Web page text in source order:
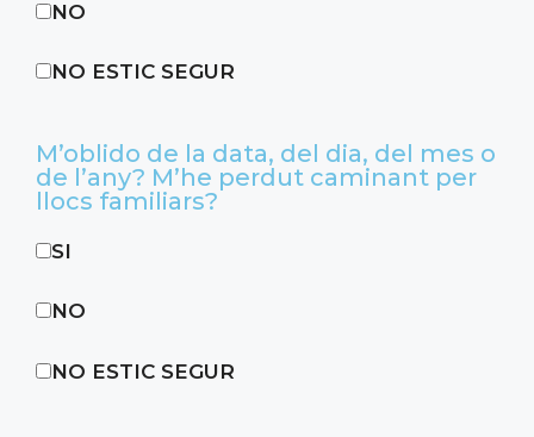
NO
NO ESTIC SEGUR
M’oblido de la data, del dia, del mes o
de l’any? M’he perdut caminant per
llocs familiars?
SI
NO
NO ESTIC SEGUR